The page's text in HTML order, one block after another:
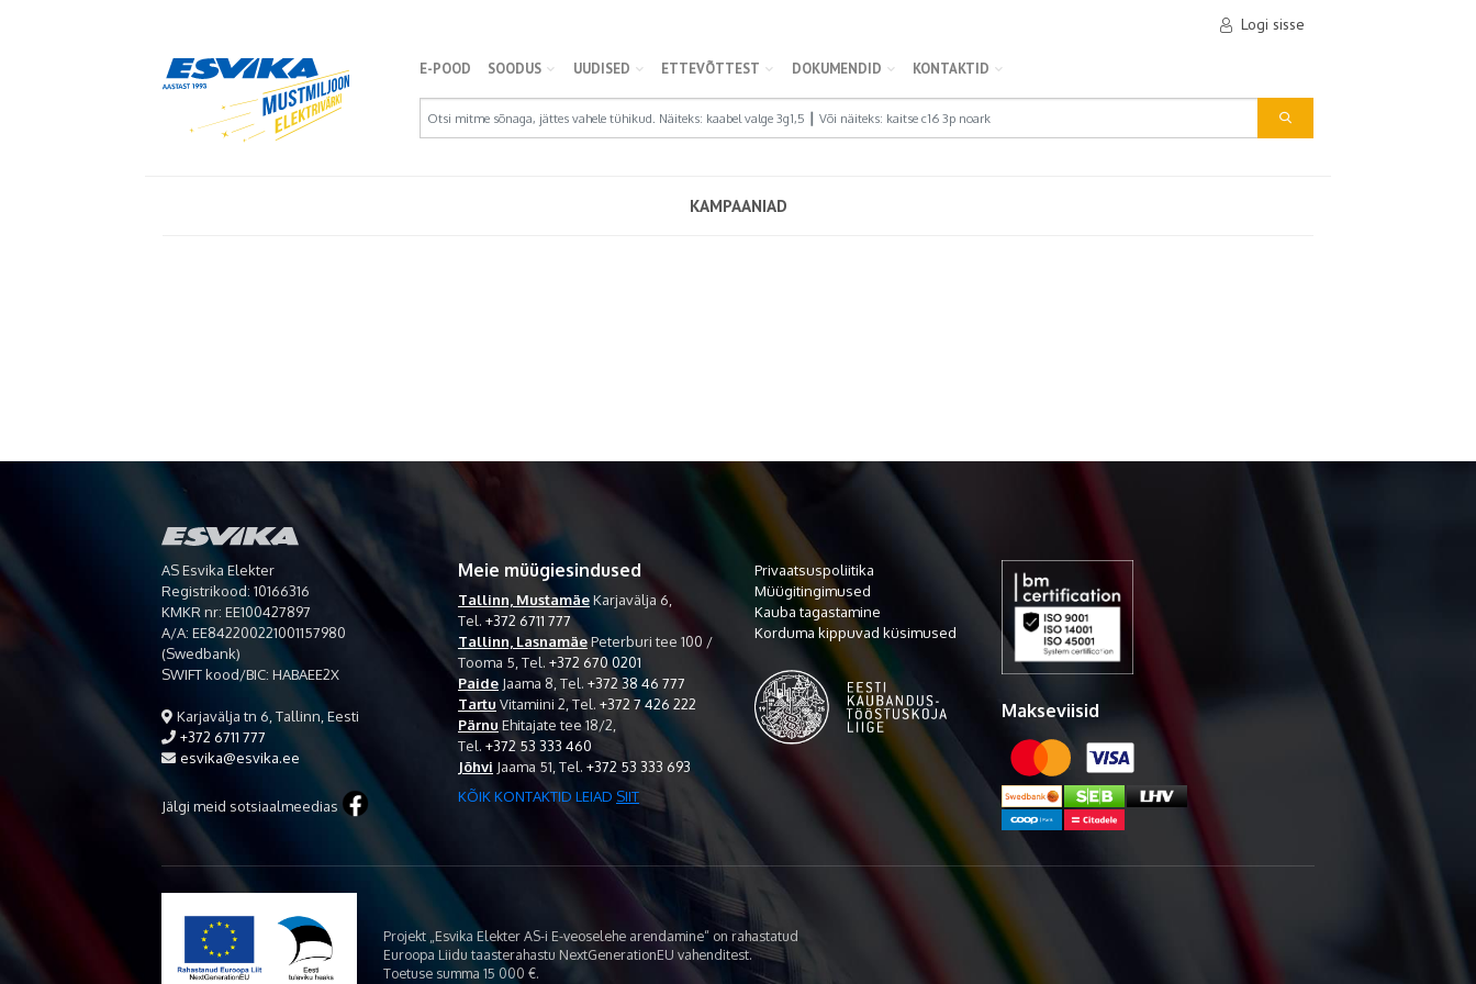
Logi sisse
E-POOD SOODUS UUDISED ETTEVÕTTEST DOKUMENDID KONTAKTID
KAMPAANIAD
AS Esvika Elekter
Registrikood: 10166316
KMKR nr: EE100427897
A/A: EE842200221001157980
(Swedbank)
SWIFT kood/BIC: HABAEE2X
Karjavälja tn 6, Tallinn, Eesti
+372 6711 777
esvika@esvika.ee
Jälgi meid sotsiaalmeedias
Meie müügiesindused
Tallinn, MustamäeKarjavälja 6,
Tel. +372 6711 777
Tallinn, LasnamäePeterburi tee 100 /
Tooma 5, Tel. +372 670 0201
Paide Jaama 8, Tel. +372 38 46 777
Tartu Vitamiini 2,Tel. +372 7 426 222
Pärnu Ehitajate tee 18/2,
Tel. +372 53 333 460
Jõhvi Jaama 51, Tel. +372 53 333 693
KÕIK KONTAKTID LEIAD SIIT
Privaatsuspoliitika
Müügitingimused
Kauba tagastamine
Korduma kippuvad küsimused
Makseviisid
Projekt „Esvika Elekter AS-i E-veoselehe arendamine“ on rahastatud
Euroopa Liidu taasterahastu NextGenerationEU vahenditest.
Toetuse summa 15 000 €.